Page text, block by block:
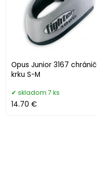
Opus Junior 3167 chránič
krku S-M
skladom 7 ks
14.70 €